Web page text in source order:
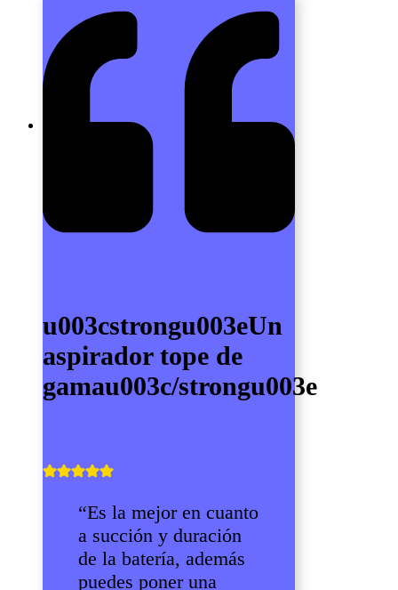
u003cstrongu003eUn
aspirador tope de
gamau003c/strongu003e
“Es la mejor en cuanto
a succión y duración
de la batería, además
puedes poner una